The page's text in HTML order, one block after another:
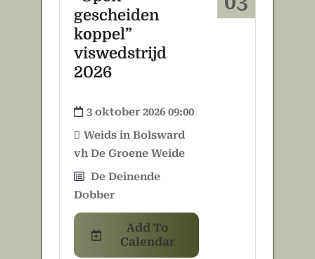
gescheiden
koppel”
viswedstrijd
2026
3 oktober 2026 09:00
Weids in Bolsward
vh De Groene Weide
De Deinende
Dobber
Add To
Calendar